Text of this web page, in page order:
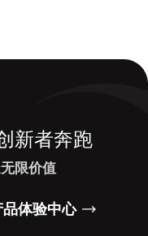
新者奔跑
限价值
品体验中心